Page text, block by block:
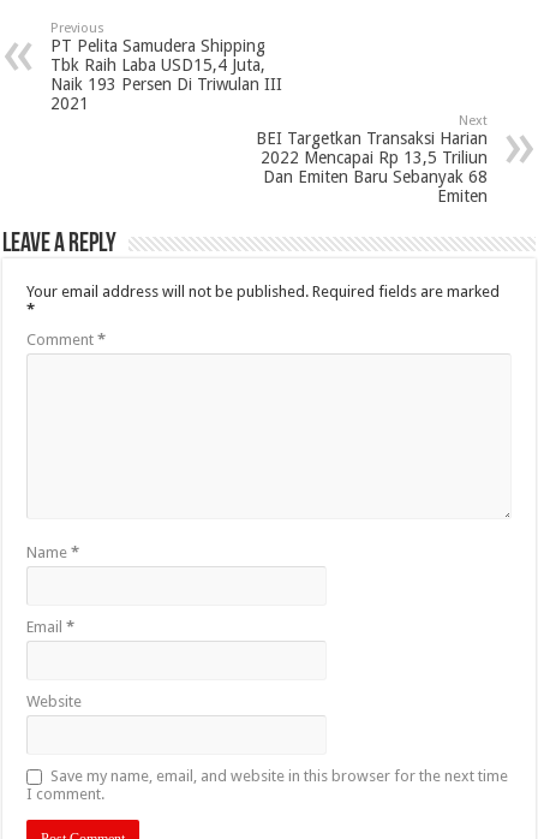
Previous
PT Pelita Samudera Shipping
Tbk Raih Laba USD15,4 Juta,
Naik 193 Persen Di Triwulan III
2021
Next
BEI Targetkan Transaksi Harian
2022 Mencapai Rp 13,5 Triliun
Dan Emiten Baru Sebanyak 68
Emiten
Leave a Reply
Your email address will not be published. Required fields are marked
*
Comment*
Name*
Email*
Website
Save my name, email, and website in this browser for the next time
I comment.